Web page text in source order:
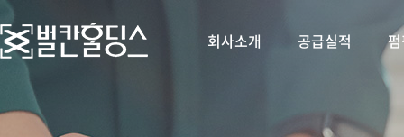
회사소개 공급실적